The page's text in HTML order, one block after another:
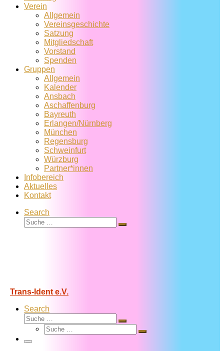
Verein
Allgemein
Vereins­geschichte
Satzung
Mitglied­schaft
Vorstand
Spenden
Gruppen
Allgemein
Kalender
Ansbach
Aschaffenburg
Bayreuth
Erlangen/Nürnberg
München
Regensburg
Schweinfurt
Würzburg
Partner*innen
Infobereich
Aktuelles
Kontakt
Search
Suche
Suche
Trans-Ident e.V.
Search
Suche
Suche
Suche
Suche
Menü